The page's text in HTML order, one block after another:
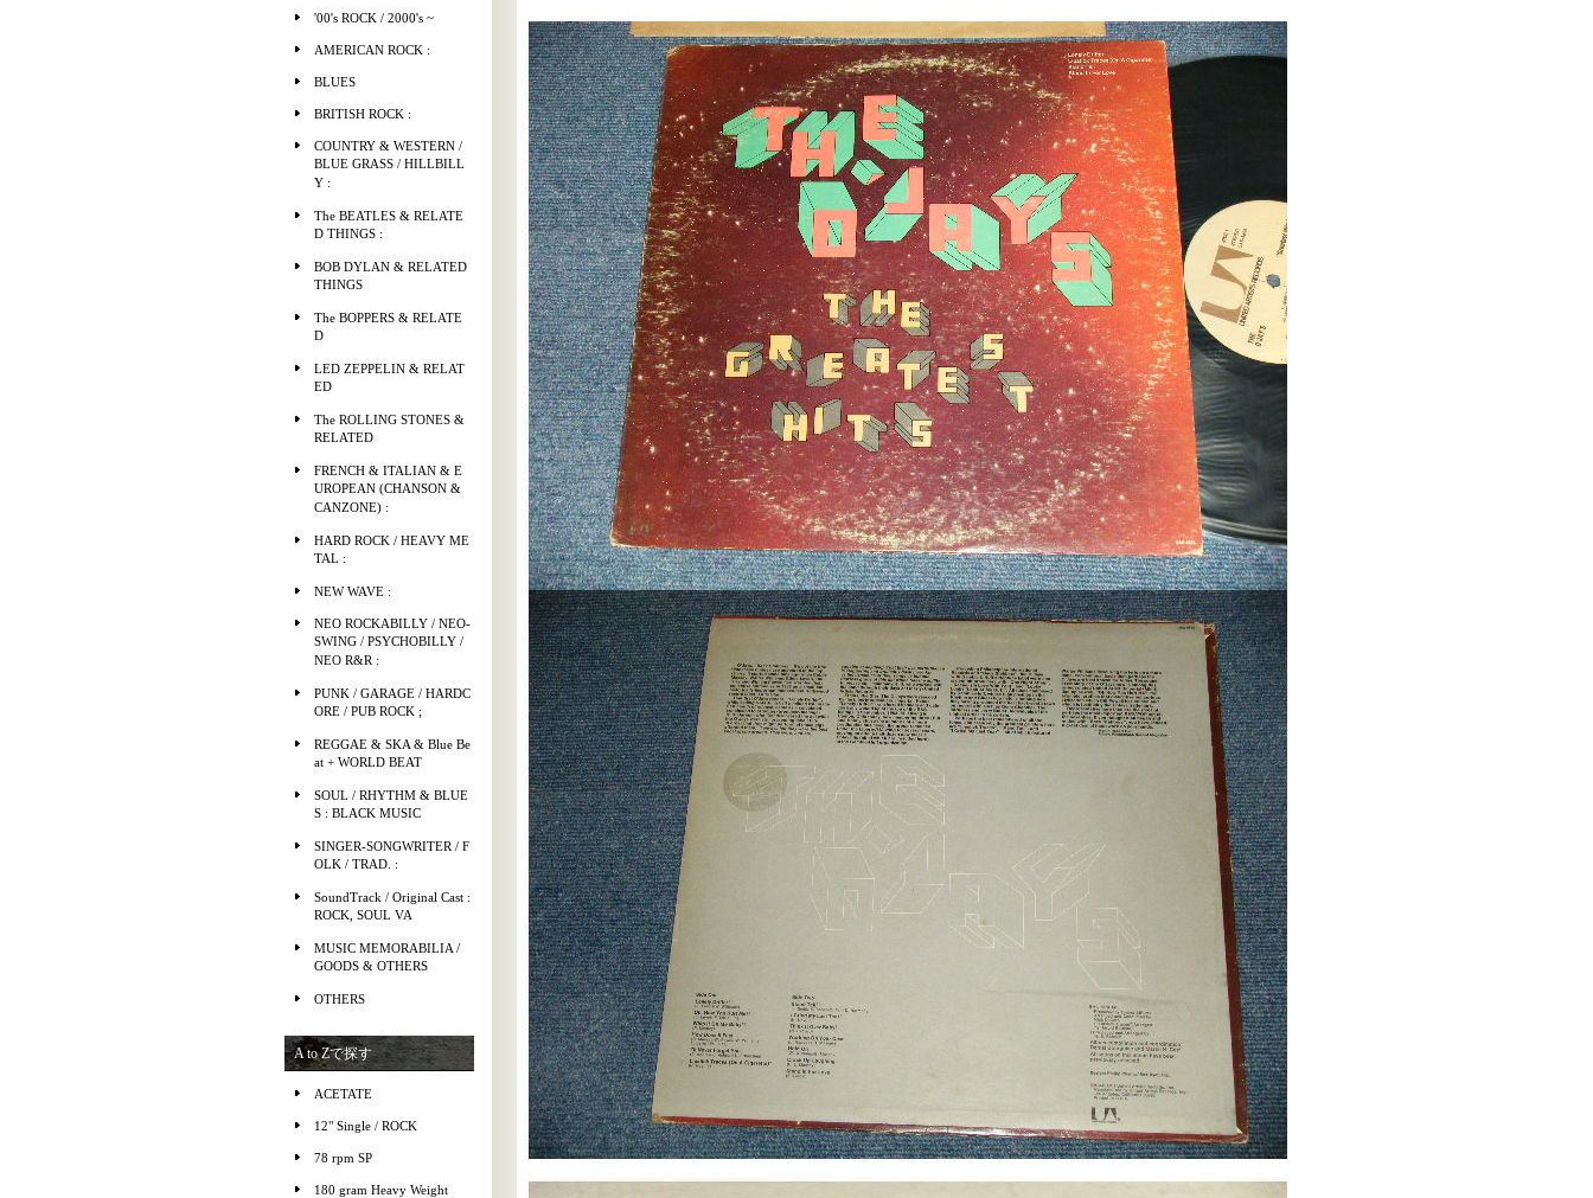
'00's ROCK / 2000's ~
AMERICAN ROCK :
BLUES
BRITISH ROCK :
COUNTRY & WESTERN /
BLUE GRASS / HILLBILL
Y :
The BEATLES & RELATE
D THINGS :
BOB DYLAN & RELATED
THINGS
The BOPPERS & RELATE
D
LED ZEPPELIN & RELAT
ED
The ROLLING STONES &
RELATED
FRENCH & ITALIAN & E
UROPEAN (CHANSON &
CANZONE) :
HARD ROCK / HEAVY ME
TAL :
NEW WAVE :
NEO ROCKABILLY / NEO-
SWING / PSYCHOBILLY /
NEO R&R :
PUNK / GARAGE / HARDC
ORE / PUB ROCK ;
REGGAE & SKA & Blue Be
at + WORLD BEAT
SOUL / RHYTHM & BLUE
S : BLACK MUSIC
SINGER-SONGWRITER / F
OLK / TRAD. :
SoundTrack / Original Cast :
ROCK, SOUL VA
MUSIC MEMORABILIA /
GOODS & OTHERS
OTHERS
A to Zで探す
ACETATE
12" Single / ROCK
78 rpm SP
180 gram Heavy Weight